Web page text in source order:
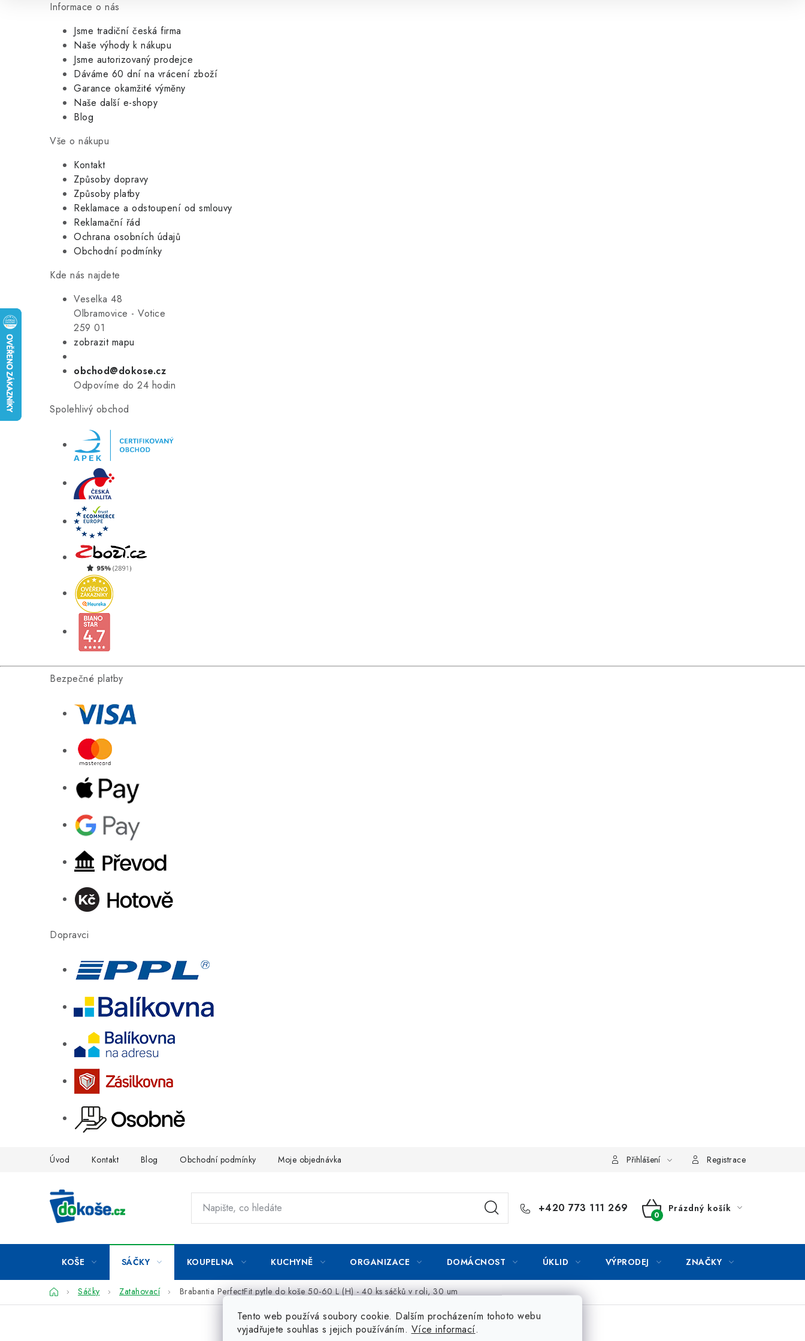
Informace o nás
Jsme tradiční česká firma
Naše výhody k nákupu
Jsme autorizovaný prodejce
Dáváme 60 dní na vrácení zboží
Garance okamžité výměny
Naše další e-shopy
Blog
Vše o nákupu
Kontakt
Způsoby dopravy
Způsoby platby
Reklamace a odstoupení od smlouvy
Reklamační řád
Ochrana osobních údajů
Obchodní podmínky
Kde nás najdete
Veselka 48
Olbramovice - Votice
259 01
zobrazit mapu
obchod@dokose.cz
Odpovíme do 24 hodin
Spolehlivý obchod
Bezpečné platby
Dopravci
Tento web používá soubory cookie. Dalším procházením tohoto webu
vyjadřujete souhlas s jejich používáním. Více informací.
Úvod Kontakt Blog Obchodní podmínky Moje objednávka Přihlášení Registrace
+420 773 111 269
NÁKUPNÍ
Prázdný košík
KOŠE SÁČKY KOUPELNA KUCHYNĚ ORGANIZACE DOMÁCNOST ÚKLID VÝPRODEJ ZNAČKY
DomůSáčky Zatahovací Brabantia PerfectFit pytle do koše 50-60 L (H) - 40 ks sáčků v roli, 30 um